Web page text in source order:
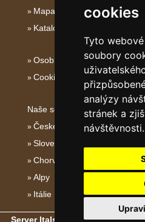
cookies
Tyto
soubory
analýzy
stránek a
návštěvnosti.
Mapa serveru Jižní Itálie
Katalog ubytování Jižní Itálie
Osobní údaje
Cookies
Naše servery:
České hory
Slovenské hory
Chorvatsko
Alpy
Itálie
Server Italské hory, ostrovy a